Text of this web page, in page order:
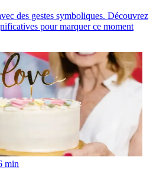
des gestes symboliques. Découvrez
pour marquer ce moment
min